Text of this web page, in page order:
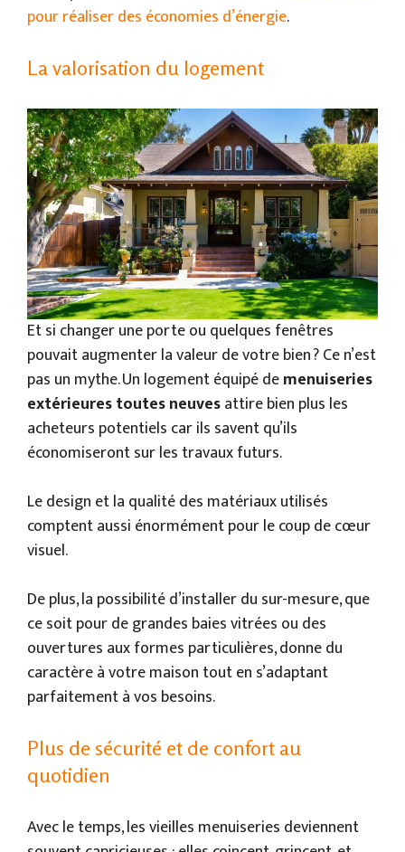
pour réaliser des économies d’énergie.
La valorisation du logement
Et si changer une porte ou quelques fenêtres
pouvait augmenter la valeur de votre bien ? Ce n’est
pas un mythe. Un logement équipé demenuiseries
extérieures toutes neuvesattire bien plus les
acheteurs potentiels car ils savent qu’ils
économiseront sur les travaux futurs.
Le design et la qualité des matériaux utilisés
comptent aussi énormément pour le coup de cœur
visuel.
De plus, la possibilité d’installer du sur-mesure, que
ce soit pour de grandes baies vitrées ou des
ouvertures aux formes particulières, donne du
caractère à votre maison tout en s’adaptant
parfaitement à vos besoins.
Plus de sécurité et de confort au
quotidien
Avec le temps, les vieilles menuiseries deviennent